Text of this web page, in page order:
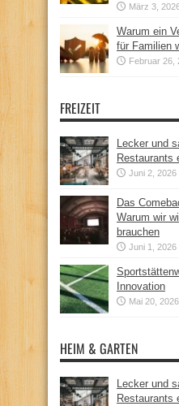
März 3,
Warum ein
für Familien
Februar 26,
FREIZEIT
Lecker und
Restaurants
Juni 2, 2026
Das
Warum wir
brauchen
Juni 1, 2026
Innovation
Mai 20, 2026
HEIM & GARTEN
Lecker und
Restaurants